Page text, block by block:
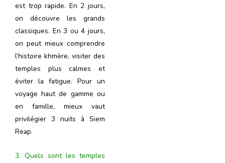
est trop rapide. En 2 jours,
on découvre les grands
classiques. En 3 ou 4 jours,
on peut mieux comprendre
l’histoire khmère, visiter des
temples plus calmes et
éviter la fatigue. Pour un
voyage haut de gamme ou
en famille, mieux vaut
privilégier 3 nuits à Siem
Reap.
3. Quels sont les temples